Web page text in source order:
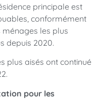
principale est
conformément
ménages les plus
depuis 2020.
plus aisés ont continué
pour les